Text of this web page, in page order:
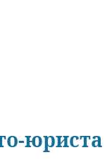
юриста